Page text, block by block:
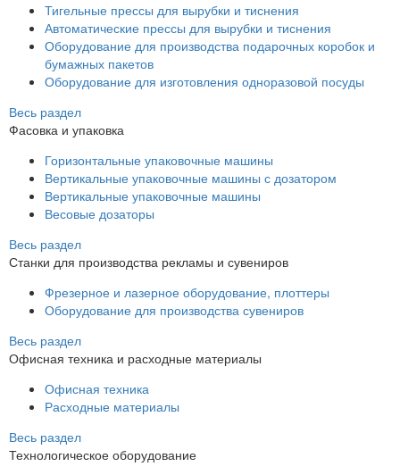
Тигельные прессы для вырубки и тиснения
Автоматические прессы для вырубки и тиснения
Оборудование для производства подарочных коробок и
бумажных пакетов
Оборудование для изготовления одноразовой посуды
Весь раздел
Фасовка и упаковка
Горизонтальные упаковочные машины
Вертикальные упаковочные машины с дозатором
Вертикальные упаковочные машины
Весовые дозаторы
Весь раздел
Станки для производства рекламы и сувениров
Фрезерное и лазерное оборудование, плоттеры
Оборудование для производства сувениров
Весь раздел
Офисная техника и расходные материалы
Офисная техника
Расходные материалы
Весь раздел
Технологическое оборудование